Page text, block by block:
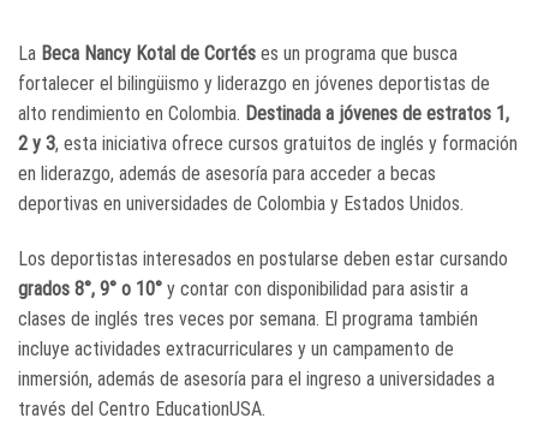
La Beca Nancy Kotal de Cortés es un programa que busca
fortalecer el bilingüismo y liderazgo en jóvenes deportistas de
alto rendimiento en Colombia. Destinada a jóvenes de estratos 1,
2 y 3, esta iniciativa ofrece cursos gratuitos de inglés y formación
en liderazgo, además de asesoría para acceder a becas
deportivas en universidades de Colombia y Estados Unidos.
Los deportistas interesados en postularse deben estar cursando
grados 8°, 9° o 10° y contar con disponibilidad para asistir a
clases de inglés tres veces por semana. El programa también
incluye actividades extracurriculares y un campamento de
inmersión, además de asesoría para el ingreso a universidades a
través del Centro EducationUSA.